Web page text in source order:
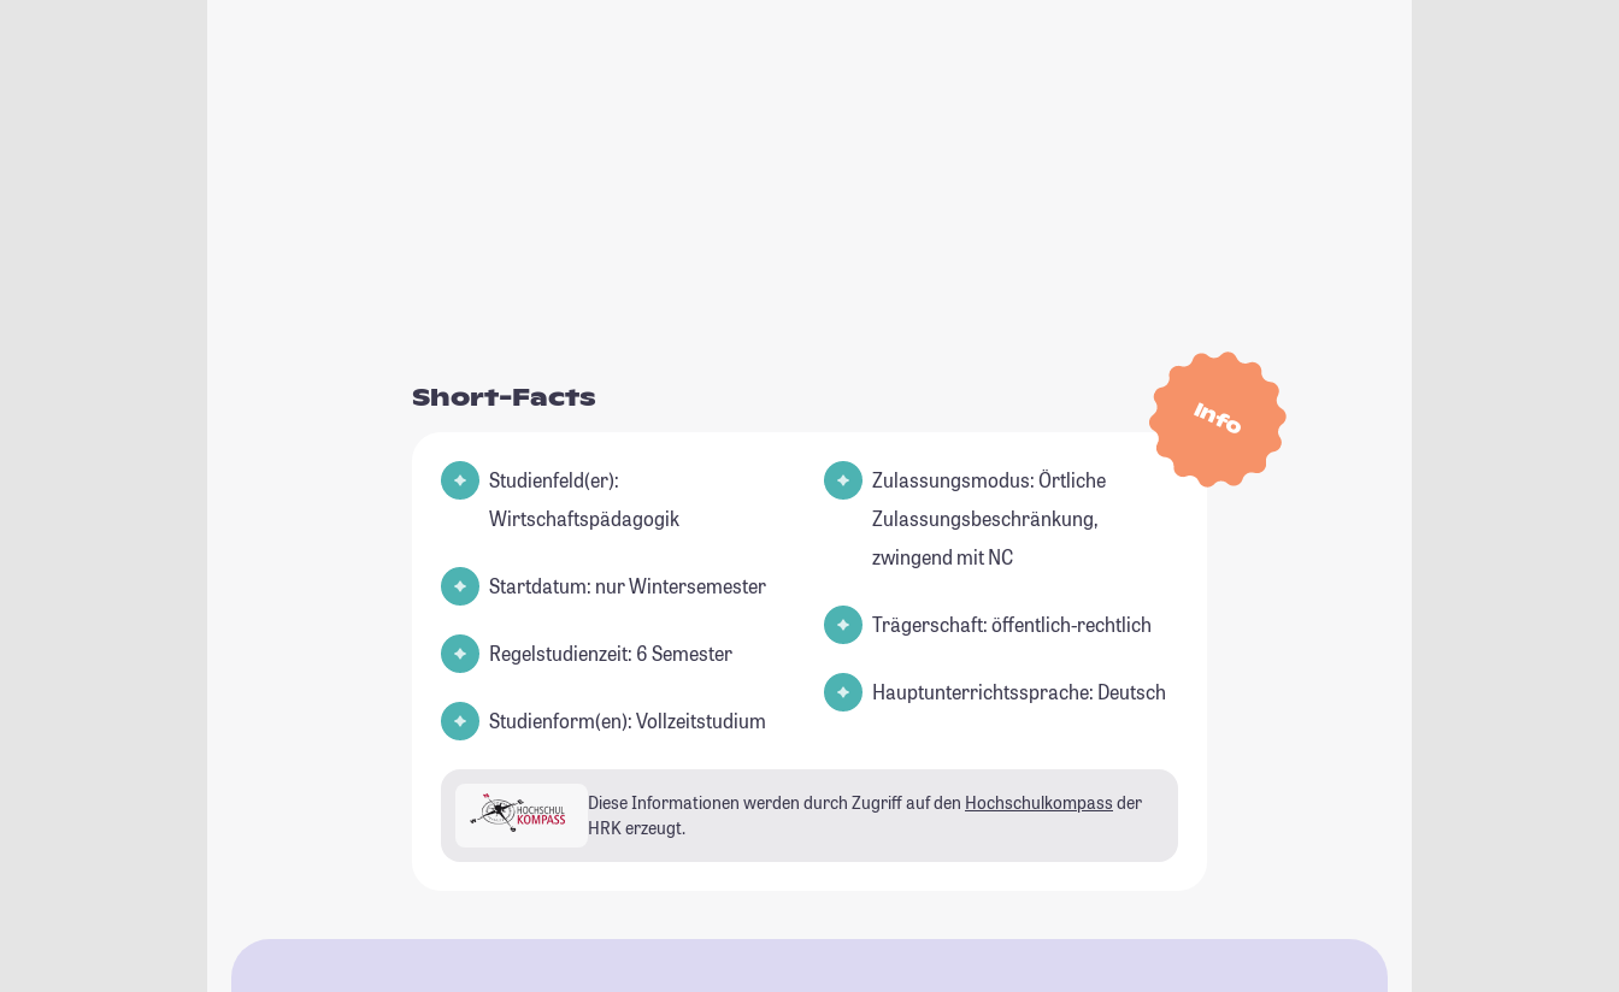
Info
Short-Facts
Studienfeld(er):
Wirtschaftspädagogik
Startdatum: nur Wintersemester
Regelstudienzeit: 6 Semester
Studienform(en): Vollzeitstudium
Zulassungsmodus: Örtliche
Zulassungsbeschränkung,
zwingend mit NC
Trägerschaft: öffentlich-rechtlich
Hauptunterrichtssprache: Deutsch
Diese Informationen werden durch Zugriff auf den Hochschulkompass der
HRK erzeugt.